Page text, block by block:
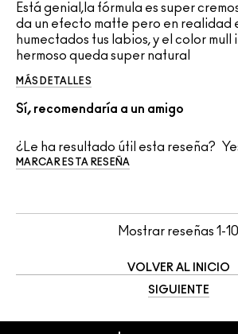
Está genial,la fórmula es super
da un efecto matte pero en realidad
humectados tus labios, y el color mull
hermoso queda super natural
MÁS DETALLES
Sí, recomendaría a un amigo
¿Le ha resultado útil esta reseña?
MARCAR ESTA RESEÑA
Mostrar reseñas 1-10
VOLVER AL INICIO
SIGUIENTE